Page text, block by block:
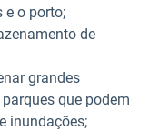
e o porto;
de
grandes
que podem
inundações;